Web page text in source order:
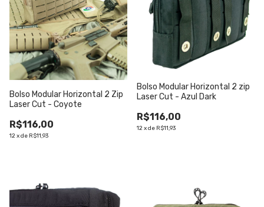
Bolso Modular Horizontal 2 Zip
Laser Cut - Coyote
R$116,00
12xde R$11,93
Bolso Modular Horizontal 2 zip
Laser Cut - Azul Dark
R$116,00
12xde R$11,93